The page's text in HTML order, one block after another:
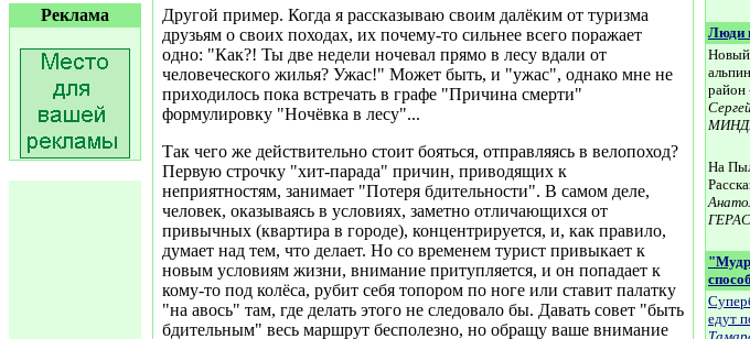
Реклама
Другой пример. Когда я рассказываю своим далёким от туризма
друзьям о своих походах, их почему-то сильнее всего поражает
одно: "Как?! Ты две недели ночевал прямо в лесу вдали от
человеческого жилья? Ужас!" Может быть, и "ужас", однако мне не
приходилось пока встречать в графе "Причина смерти"
формулировку "Ночёвка в лесу"...
Так чего же действительно стоит бояться, отправляясь в велопоход?
Первую строчку "хит-парада" причин, приводящих к
неприятностям, занимает "Потеря бдительности". В самом деле,
человек, оказываясь в условиях, заметно отличающихся от
привычных (квартира в городе), концентрируется, и, как правило,
думает над тем, что делает. Но со временем турист привыкает к
новым условиям жизни, внимание притупляется, и он попадает к
кому-то под колёса, рубит себя топором по ноге или ставит палатку
"на авось" там, где делать этого не следовало бы. Давать совет "быть
бдительным" весь маршрут бесполезно, но обращу ваше внимание
Люди
Новый
район
На
едут